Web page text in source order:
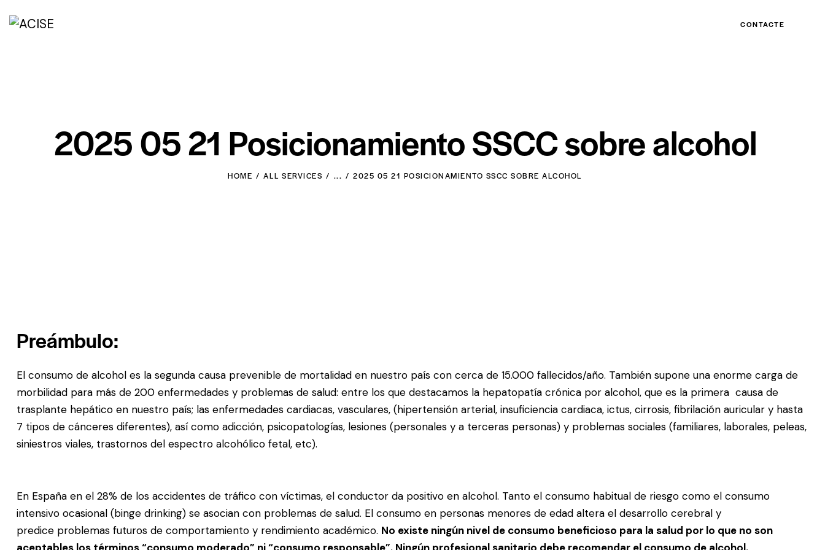
CONTACTE
2025 05 21 Posicionamiento SSCC sobre alcohol
HOME ALL SERVICES ... 2025 05 21 POSICIONAMIENTO SSCC SOBRE ALCOHOL
Preámbulo:
El consumo de alcohol es la segunda causa prevenible de mortalidad en nuestro país con cerca de 15.000 fallecidos/año. También supone una enorme carga de
morbilidad para más de 200 enfermedades y problemas de salud: entre los que destacamos la hepatopatía crónica por alcohol, que es la primera causa de
trasplante hepático en nuestro país; las enfermedades cardiacas, vasculares, (hipertensión arterial, insuficiencia cardiaca, ictus, cirrosis, fibrilación auricular y hasta
7 tipos de cánceres diferentes), así como adicción, psicopatologías, lesiones (personales y a terceras personas) y problemas sociales (familiares, laborales, peleas,
siniestros viales, trastornos del espectro alcohólico fetal, etc).
En España en el 28% de los accidentes de tráfico con víctimas, el conductor da positivo en alcohol. Tanto el consumo habitual de riesgo como el consumo
intensivo ocasional (binge drinking) se asocian con problemas de salud. El consumo en personas menores de edad altera el desarrollo cerebral y
predice problemas futuros de comportamiento y rendimiento académico. No existe ningún nivel de consumo beneficioso para la salud por lo que no son
aceptables los términos “consumo moderado” ni “consumo responsable”. Ningún profesional sanitario debe recomendar el consumo de alcohol.